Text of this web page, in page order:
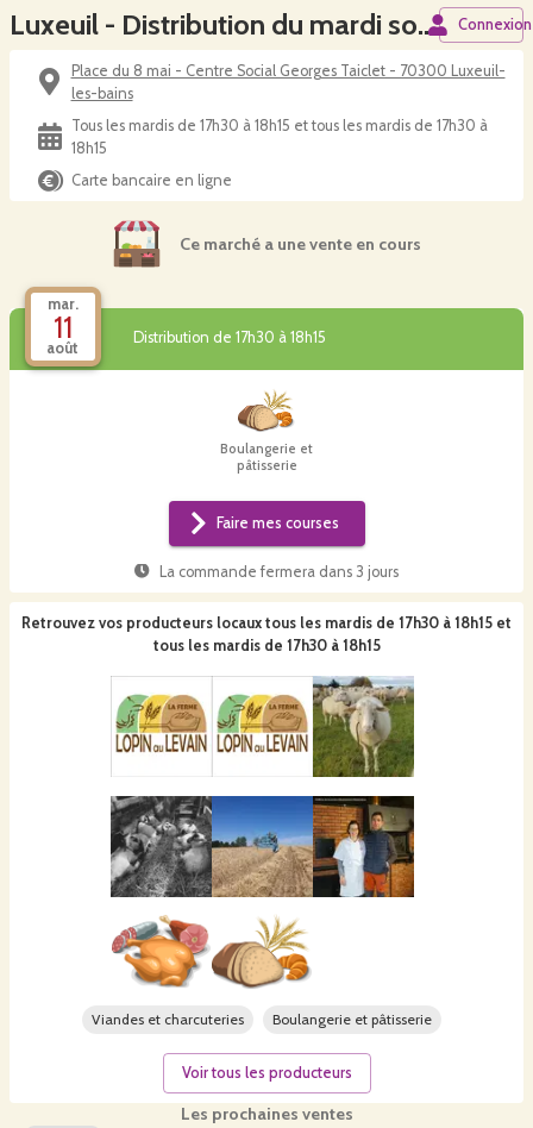
Luxeuil - Distribution du mardi soir - Ferme Lopin au levain Connexion
Place du 8 mai - Centre Social Georges Taiclet - 70300 Luxeuil-
les-bains
Tous les mardis de 17h30 à 18h15 et tous les mardis de 17h30 à
18h15
Carte bancaire en ligne
Ce marché a une vente en cours
mar.
11
août
Distribution de 17h30 à 18h15
Boulangerie et
pâtisserie
Faire mes courses
La commande fermera dans 3 jours
Les prochaines ventes
Retrouvez vos producteurs locaux tous les mardis de 17h30 à 18h15 et
tous les mardis de 17h30 à 18h15
Viandes et charcuteries Boulangerie et pâtisserie
Voir tous les producteurs